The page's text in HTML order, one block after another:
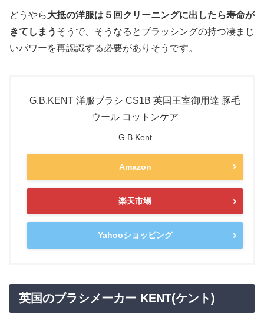
どうやら大抵の洋服は５回クリーニングに出したら寿命が
きてしまう そうで、そうなるとブラッシングの持つ凄まじ
いパワーを再認識する必要がありそうです。
G.B.KENT 洋服ブラシ CS1B 英国王室御用達 豚毛
ウール コットンケア
G.B.Kent
Amazon
楽天市場
Yahooショッピング
英国のブラシメーカー KENT(ケント)